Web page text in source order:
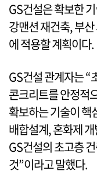
GS건설은 확보한
강맨션 재건축, 부
에 적용할 계획이다.
GS건설 관계자는 “
콘크리트를 안정적
확보하는 기술이 핵
배합설계, 혼화제
GS건설의 초고층
것”이라고 말했다.